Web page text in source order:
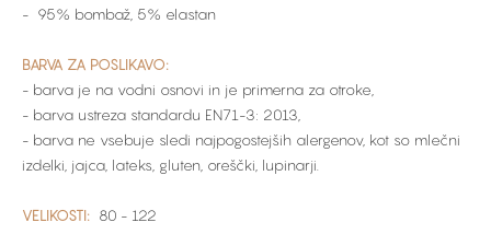
- 95% bombaž, 5% elastan
BARVA ZA POSLIKAVO:
- barva je na vodni osnovi in je primerna za otroke,
- barva ustreza standardu EN71-3: 2013,
- barva ne vsebuje sledi najpogostejših alergenov, kot so mlečni
izdelki, jajca, lateks, gluten, oreščki, lupinarji.
VELIKOSTI: 80 - 122